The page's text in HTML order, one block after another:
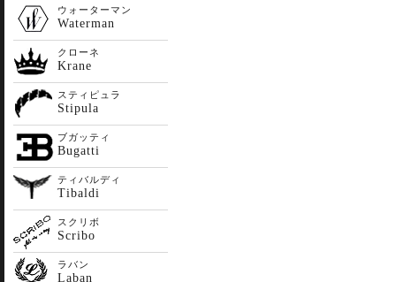
ウォーターマン
Waterman
クローネ
Krane
スティピュラ
Stipula
ブガッティ
Bugatti
ティバルディ
Tibaldi
スクリボ
Scribo
ラバン
Laban